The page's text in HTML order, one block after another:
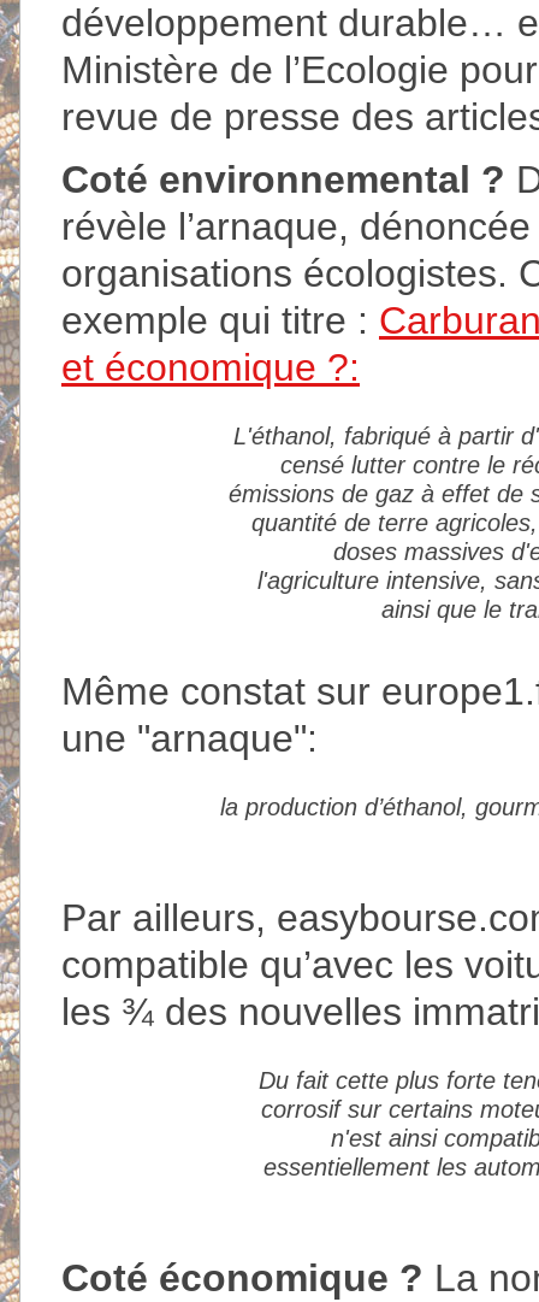
développement durable…
Ministère de l’Ecologie
revue de presse des
Coté environnemental ?
révèle l’arnaque,
organisations écologistes.
exemple qui titre :
et économique ?:
L'éthanol, fabriqué à partir
censé lutter contre le
émissions de gaz à effet de
quantité de terre
doses massives
l'agriculture intensive,
ainsi que le
Même constat sur
une "arnaque":
la production d’éthanol,
Par ailleurs,
compatible qu’avec les
les ¾ des nouvelles
Du fait cette plus forte
corrosif sur certains
n'est ainsi
essentiellement les
Coté économique ? La